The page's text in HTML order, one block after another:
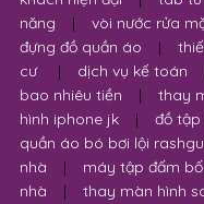
năng
| vòi nước rửa
đựng đồ quần áo
|
cư
| dịch vụ kế toán
bao nhiêu tiền
| thay
hình iphone jk
| đồ tập
quần áo bó bơi lội
nhà
|
máy tập đấm
nhà
| thay màn hình